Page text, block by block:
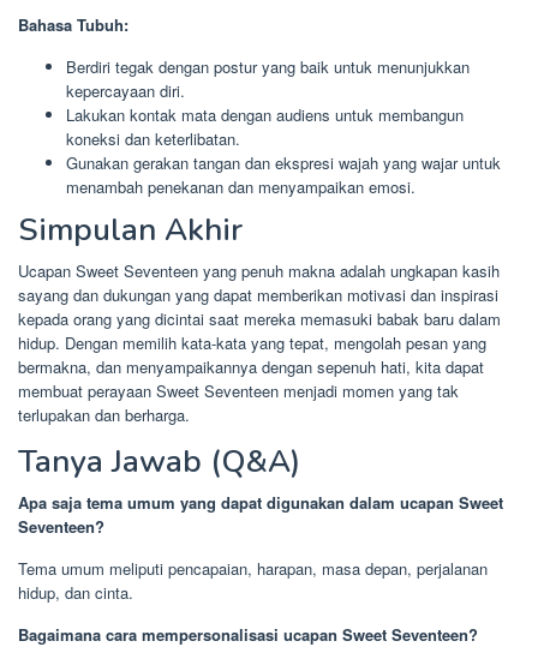
Bahasa Tubuh:
Berdiri tegak dengan postur yang baik untuk menunjukkan
kepercayaan diri.
Lakukan kontak mata dengan audiens untuk membangun
koneksi dan keterlibatan.
Gunakan gerakan tangan dan ekspresi wajah yang wajar untuk
menambah penekanan dan menyampaikan emosi.
Simpulan Akhir
Ucapan Sweet Seventeen yang penuh makna adalah ungkapan kasih
sayang dan dukungan yang dapat memberikan motivasi dan inspirasi
kepada orang yang dicintai saat mereka memasuki babak baru dalam
hidup. Dengan memilih kata-kata yang tepat, mengolah pesan yang
bermakna, dan menyampaikannya dengan sepenuh hati, kita dapat
membuat perayaan Sweet Seventeen menjadi momen yang tak
terlupakan dan berharga.
Tanya Jawab (Q&A)
Apa saja tema umum yang dapat digunakan dalam ucapan Sweet
Seventeen?
Tema umum meliputi pencapaian, harapan, masa depan, perjalanan
hidup, dan cinta.
Bagaimana cara mempersonalisasi ucapan Sweet Seventeen?